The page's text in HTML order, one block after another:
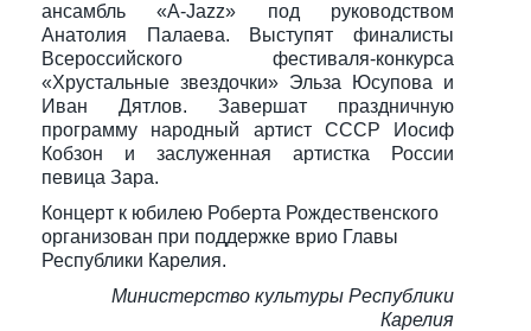
ансамбль «A-Jazz» под руководством
Анатолия Палаева. Выступят финалисты
Всероссийского фестиваля-конкурса
«Хрустальные звездочки» Эльза Юсупова и
Иван Дятлов. Завершат праздничную
программу народный артист СССР Иосиф
Кобзон и заслуженная артистка России
певица Зара.
Концерт к юбилею Роберта Рождественского
организован при поддержке врио Главы
Республики Карелия.
Министерство культуры Республики
Карелия